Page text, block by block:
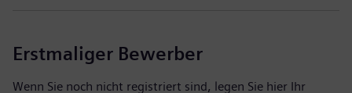
Erstmaliger Bewerber
Wenn Sie noch nicht registriert sind, legen Sie hier Ihr